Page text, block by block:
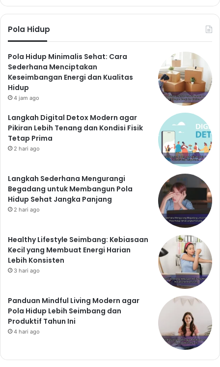
Pola Hidup
Pola Hidup Minimalis Sehat: Cara
Sederhana Menciptakan
Keseimbangan Energi dan Kualitas
Hidup
4 jam ago
Langkah Digital Detox Modern agar
Pikiran Lebih Tenang dan Kondisi Fisik
Tetap Prima
2 hari ago
Langkah Sederhana Mengurangi
Begadang untuk Membangun Pola
Hidup Sehat Jangka Panjang
2 hari ago
Healthy Lifestyle Seimbang: Kebiasaan
Kecil yang Membuat Energi Harian
Lebih Konsisten
3 hari ago
Panduan Mindful Living Modern agar
Pola Hidup Lebih Seimbang dan
Produktif Tahun Ini
4 hari ago